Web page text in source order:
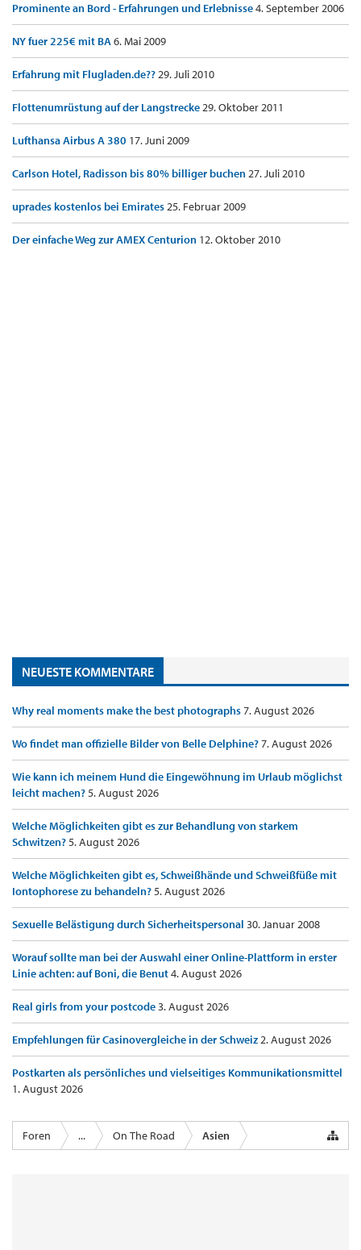
Prominente an Bord - Erfahrungen und Erlebnisse4. September 2006
NY fuer 225€ mit BA6. Mai 2009
Erfahrung mit Flugladen.de??29. Juli 2010
Flottenumrüstung auf der Langstrecke29. Oktober 2011
Lufthansa Airbus A 380 17. Juni 2009
Carlson Hotel, Radisson bis 80% billiger buchen27. Juli 2010
uprades kostenlos bei Emirates25. Februar 2009
Der einfache Weg zur AMEX Centurion 12. Oktober 2010
NEUESTE KOMMENTARE
Why real moments make the best photographs7. August 2026
Wo findet man offizielle Bilder von Belle Delphine?7. August 2026
Wie kann ich meinem Hund die Eingewöhnung im Urlaub möglichst
leicht machen?5. August 2026
Welche Möglichkeiten gibt es zur Behandlung von starkem
Schwitzen?5. August 2026
Welche Möglichkeiten gibt es, Schweißhände und Schweißfüße mit
Iontophorese zu behandeln?5. August 2026
Sexuelle Belästigung durch Sicherheitspersonal 30. Januar 2008
Worauf sollte man bei der Auswahl einer Online-Plattform in erster
Linie achten: auf Boni, die Benut4. August 2026
Real girls from your postcode3. August 2026
Empfehlungen für Casinovergleiche in der Schweiz2. August 2026
Postkarten als persönliches und vielseitiges Kommunikationsmittel
1. August 2026
Foren ... On The Road Asien